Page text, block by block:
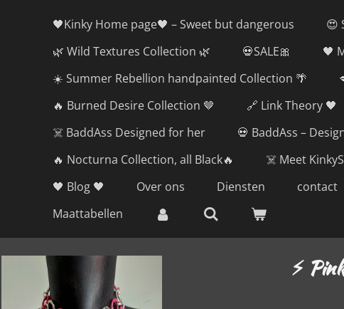
🖤Kinky Home page🖤 – Sweet but dangerous
😍
🌿 Wild Textures Collection 🌿
💀SALE🎀
🖤
☀️ Summer Rebellion handpainted Collection 🌴
🔥 Burned Desire Collection 🤎
🔗 Link Theory 🖤
☠️ BaddAss Designed for her
💀 BaddAss –
🔥 Nocturna Collection, all Black🔥
☠️ Meet
🖤 Blog 🖤
Over ons Diensten contact
Maattabellen
⚡